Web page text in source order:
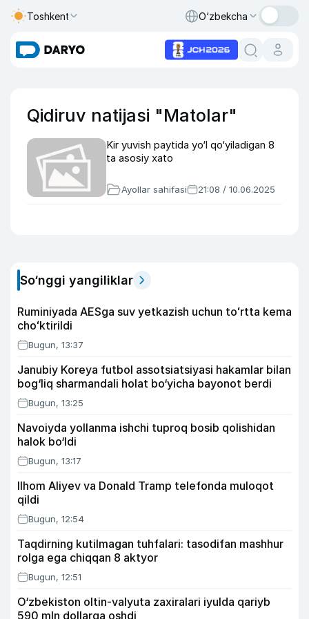
Toshkent O‘zbekcha
Qidiruv natijasi "Matolar"
Kir yuvish paytida yo‘l qo‘yiladigan 8
ta asosiy xato
Ayollar sahifasi 21:08 / 10.06.2025
So‘nggi yangiliklar
Ruminiyada AESga suv yetkazish uchun toʻrtta kema
choʻktirildi
Bugun, 13:37
Janubiy Koreya futbol assotsiatsiyasi hakamlar bilan
bog‘liq sharmandali holat bo‘yicha bayonot berdi
Bugun, 13:25
Navoiyda yollanma ishchi tuproq bosib qolishidan
halok bo‘ldi
Bugun, 13:17
Ilhom Aliyev va Donald Tramp telefonda muloqot
qildi
Bugun, 12:54
Taqdirning kutilmagan tuhfalari: tasodifan mashhur
rolga ega chiqqan 8 aktyor
Bugun, 12:51
O‘zbekiston oltin-valyuta zaxiralari iyulda qariyb
590 mln dollarga oshdi